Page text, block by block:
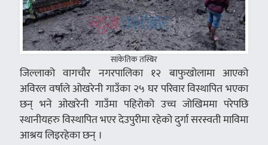
सांकेतिक तस्बिर
जिल्लाको वागचौर नगरपालिका १२ बाफुखोलामा आएको
अविरल वर्षाले ओखरेनी गाउँका २५ घर परिवार विस्थापित भएका
छन् भने ओखरेनी गाउँमा पहिरोको उच्च जोखिममा परेपछि
स्थानीयहरु विस्थापित भएर देउपुरीमा रहेको दुर्गा सरस्वती माविमा
आश्रय लिइरहेका छन् ।